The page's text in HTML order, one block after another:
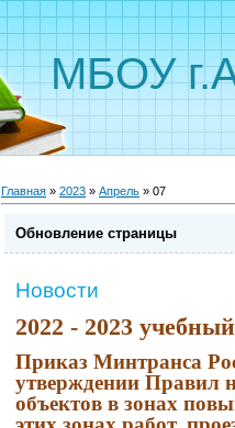
МБОУ
Главная » 2023 » Апрель » 07
Обновление страницы
Новости
2022 - 2023
Приказ Минтранса
утверждении Правил
объектов в зонах